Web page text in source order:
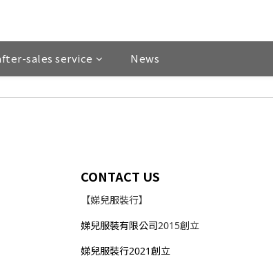
sales service News
CONTACT US
【娣兒服裝行】
娣兒服裝有限公司2015創立
娣兒服裝行2021創立